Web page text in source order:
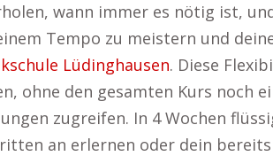
wann immer es nötig ist,
Tempo zu meistern und
Lüdinghausen. Diese
ohne den gesamten Kurs noch
zugreifen. In 4 Wochen
an erlernen oder dein bereits